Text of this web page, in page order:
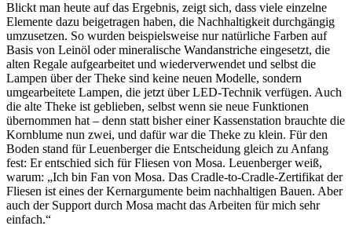
Blickt man heute auf das Ergebnis, zeigt sich, dass viele einzelne
Elemente dazu beigetragen haben, die Nachhaltigkeit durchgängig
umzusetzen. So wurden beispielsweise nur natürliche Farben auf
Basis von Leinöl oder mineralische Wandanstriche eingesetzt, die
alten Regale aufgearbeitet und wiederverwendet und selbst die
Lampen über der Theke sind keine neuen Modelle, sondern
umgearbeitete Lampen, die jetzt über LED-Technik verfügen. Auch
die alte Theke ist geblieben, selbst wenn sie neue Funktionen
übernommen hat – denn statt bisher einer Kassenstation brauchte die
Kornblume nun zwei, und dafür war die Theke zu klein. Für den
Boden stand für Leuenberger die Entscheidung gleich zu Anfang
fest: Er entschied sich für Fliesen von Mosa. Leuenberger weiß,
warum: „Ich bin Fan von Mosa. Das Cradle-to-Cradle-Zertifikat der
Fliesen ist eines der Kernargumente beim nachhaltigen Bauen. Aber
auch der Support durch Mosa macht das Arbeiten für mich sehr
einfach.“